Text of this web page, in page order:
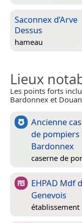
Saconnex d’Arve
Dessus
hameau
Lieux
Les points forts
Bardonnex et
Ancienne
de pompiers
Bardonnex
caserne de
EHPAD Mdf
Genevois
établissement